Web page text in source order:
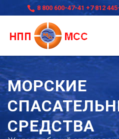
8 800 600-47-41 +7 812
МОРСКИЕ
СРЕДСТВА